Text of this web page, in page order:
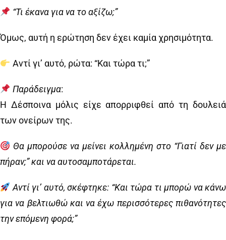
“Τι έκανα για να το αξίζω;”
Όμως, αυτή η ερώτηση δεν έχει καμία χρησιμότητα.
Αντί γι’ αυτό, ρώτα: “Και τώρα τι;”
Παράδειγμα:
Η Δέσποινα μόλις είχε απορριφθεί από τη δουλειά
των ονείρων της.
Θα μπορούσε να μείνει κολλημένη στο “Γιατί δεν με
πήραν;” και να αυτοσαμποτάρεται.
Αντί γι’ αυτό, σκέφτηκε: “Και τώρα τι μπορώ να κάνω
για να βελτιωθώ και να έχω περισσότερες πιθανότητες
την επόμενη φορά;”